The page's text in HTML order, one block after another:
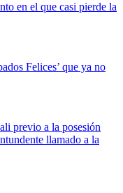
en el que casi pierde la
Felices’ que ya no
previo a la posesión
llamado a la